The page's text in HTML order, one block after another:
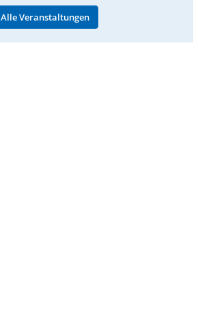
Alle Veranstaltungen